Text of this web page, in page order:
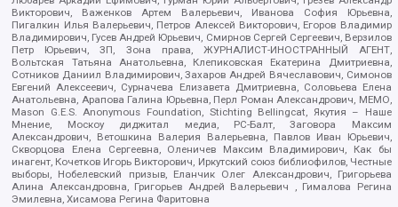
Викторович, Важенков Артем Валерьевич, Иванова София Юрьевна,
Пигалкин Илья Валерьевич, Петров Алексей Викторович, Егоров Владимир
Владимирович, Гусев Андрей Юрьевич, Смирнов Сергей Сергеевич, Верзилов
Петр Юрьевич, ЗП, Зона права, ЖУРНАЛИСТ-ИНОСТРАННЫЙ АГЕНТ,
Вольтская Татьяна Анатольевна, Клепиковская Екатерина Дмитриевна,
Сотников Даниил Владимирович, Захаров Андрей Вячеславович, Симонов
Евгений Алексеевич, Сурначева Елизавета Дмитриевна, Соловьева Елена
Анатольевна, Арапова Галина Юрьевна, Перл Роман Александрович, МЕМО,
Mason G.E.S. Anonymous Foundation, Stichting Bellingcat, Якутия – Наше
Мнение, Москоу диджитал медиа, РС-Балт, Заговора Максим
Александрович, Ветошкина Валерия Валерьевна, Павлов Иван Юрьевич,
Скворцова Елена Сергеевна, Оленичев Максим Владимирович, Как бы
инагент, Кочетков Игорь Викторович, Иркутский союз библиофилов, Честные
выборы, Нобелевский призыв, Еланчик Олег Александрович, Григорьева
Алина Александровна, Григорьев Андрей Валерьевич , Гималова Регина
Эмилевна, Хисамова Регина Фаритовна